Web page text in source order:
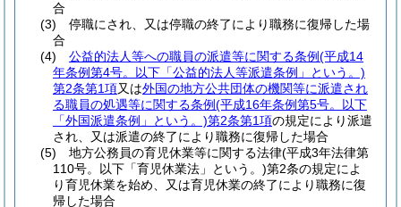
合
(3)
停職にされ、又は停職の終了により職務に復帰した場
合
(4)
公益的法人等への職員の派遣等に関する条例(平成14
年条例第4号。以下「公益的法人等派遣条例」という。)
第2条第1項又は外国の地方公共団体の機関等に派遣され
る職員の処遇等に関する条例(平成16年条例第5号。以下
「外国派遣条例」という。)第2条第1項の規定により派遣
され、又は派遣の終了により職務に復帰した場合
(5)
地方公務員の育児休業等に関する法律(平成3年法律第
110号。以下「育児休業法」という。)第2条の規定によ
り育児休業を始め、又は育児休業の終了により職務に復
帰した場合